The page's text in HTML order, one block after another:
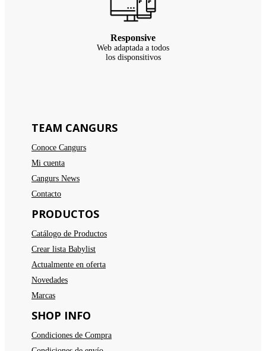
Responsive
Web adaptada a todos
los disponsitivos
TEAM CANGURS
Conoce Cangurs
Mi cuenta
Cangurs News
Contacto
PRODUCTOS
Catálogo de Productos
Crear lista Babylist
Actualmente en oferta
Novedades
Marcas
SHOP INFO
Condiciones de Compra